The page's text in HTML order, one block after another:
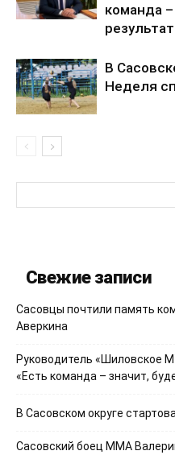
команда
В
Неделя
Свежие записи
Сасовцы почтили память
Аверкина
Руководитель «Шиловское
«Есть команда – значит,
В Сасовском округе
Сасовский боец ММА